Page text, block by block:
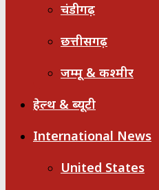
चंडीगढ़
छत्तीसगढ़
जम्मू & कश्मीर
हेल्थ & ब्यूटी
International News
United States